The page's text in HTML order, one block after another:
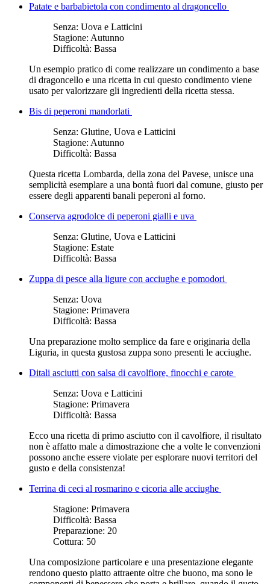
Patate e barbabietola con condimento al dragoncello
Senza: Uova e Latticini
Stagione: Autunno
Difficoltà: Bassa
Un esempio pratico di come realizzare un condimento a base
di dragoncello e una ricetta in cui questo condimento viene
usato per valorizzare gli ingredienti della ricetta stessa.
Bis di peperoni mandorlati
Senza: Glutine, Uova e Latticini
Stagione: Autunno
Difficoltà: Bassa
Questa ricetta Lombarda, della zona del Pavese, unisce una
semplicità esemplare a una bontà fuori dal comune, giusto per
essere degli apparenti banali peperoni al forno.
Conserva agrodolce di peperoni gialli e uva
Senza: Glutine, Uova e Latticini
Stagione: Estate
Difficoltà: Bassa
Zuppa di pesce alla ligure con acciughe e pomodori
Senza: Uova
Stagione: Primavera
Difficoltà: Bassa
Una preparazione molto semplice da fare e originaria della
Liguria, in questa gustosa zuppa sono presenti le acciughe.
Ditali asciutti con salsa di cavolfiore, finocchi e carote
Senza: Uova e Latticini
Stagione: Primavera
Difficoltà: Bassa
Ecco una ricetta di primo asciutto con il cavolfiore, il risultato
non è affatto male a dimostrazione che a volte le convenzioni
possono anche essere violate per esplorare nuovi territori del
gusto e della consistenza!
Terrina di ceci al rosmarino e cicoria alle acciughe
Stagione: Primavera
Difficoltà: Bassa
Preparazione: 20
Cottura: 50
Una composizione particolare e una presentazione elegante
rendono questo piatto attraente oltre che buono, ma sono le